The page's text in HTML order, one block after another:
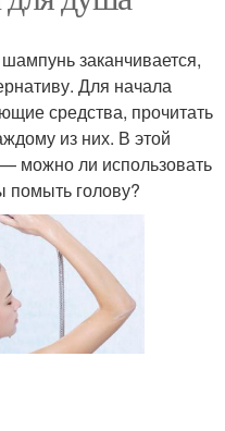
заканчивается,
Для начала
средства, прочитать
из них. В этой
можно ли использовать
помыть голову?